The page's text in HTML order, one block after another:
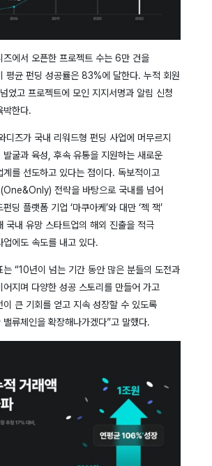
즈에서 오픈한 프로젝트 수는 6만 건을
평균 펀딩 성공률은 83%에 달한다. 누적 회원
었고 프로젝트에 모인 지지서명과 알림 신청
박한다.
디즈가 국내 리워드형 펀딩 사업에 머무르지
발굴과 육성, 후속 유통을 지원하는 새로운
계를 선도하고 있다는 점이다. 독보적이고
전략을 바탕으로 국내를 넘어
딩 플랫폼 기업 ‘마쿠아케’와 대만 ‘젝 잭’
국내 유망 스타트업의 해외 진출을 적극
업에도 속도를 내고 있다.
는 “10년이 넘는 기간 동안 많은 분들의 도전과
어지며 다양한 성공 스토리를 만들어 가고
이 큰 기회를 얻고 지속 성장할 수 있도록
류체인을 확장해나가겠다”고 말했다.